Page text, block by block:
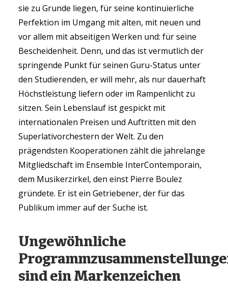
sie zu Grunde liegen, für seine kontinuierliche
Perfektion im Umgang mit alten, mit neuen und
vor allem mit abseitigen Werken und: für seine
Bescheidenheit. Denn, und das ist vermutlich der
springende Punkt für seinen Guru-Status unter
den Studierenden, er will mehr, als nur dauerhaft
Höchstleistung liefern oder im Rampenlicht zu
sitzen. Sein Lebenslauf ist gespickt mit
internationalen Preisen und Auftritten mit den
Superlativorchestern der Welt. Zu den
prägendsten Kooperationen zählt die jahrelange
Mitgliedschaft im Ensemble InterContemporain,
dem Musikerzirkel, den einst Pierre Boulez
gründete. Er ist ein Getriebener, der für das
Publikum immer auf der Suche ist.
Ungewöhnliche
sind ein Markenzeichen